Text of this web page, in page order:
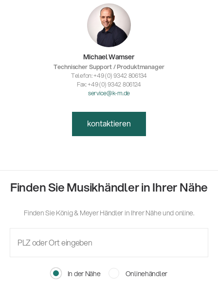
Michael Wamser
Technischer Support / Produktmanager
Telefon: +49 (0) 9342 806134
Fax: +49 (0) 9342 806124
service@k-m.de
kontaktieren
Finden Sie Musikhändler in Ihrer Nähe
Finden Sie König & Meyer Händler in Ihrer Nähe und online.
In der Nähe Onlinehändler